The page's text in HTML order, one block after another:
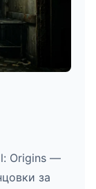
Origins —
за